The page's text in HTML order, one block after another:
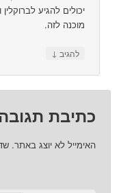
יכולים להגיע
מוכנה לזה.
להגיב ↓
כתיבת
האימייל לא יוצג באתר.